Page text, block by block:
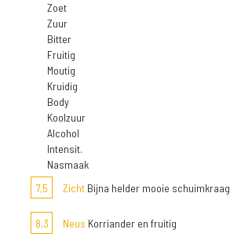
Zoet
Zuur
Bitter
Fruitig
Moutig
Kruidig
Body
Koolzuur
Alcohol
Intensit.
Nasmaak
7,5
Zicht Bijna helder mooie
8,3 Neus Korriander en fruitig